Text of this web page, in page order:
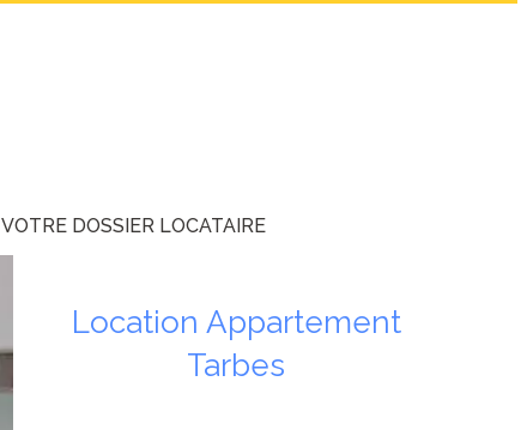
VOTRE DOSSIER LOCATAIRE
Location Appartement
Tarbes